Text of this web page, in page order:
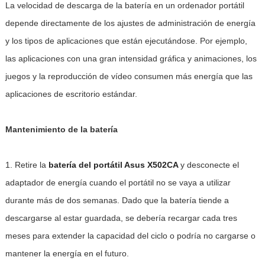
La velocidad de descarga de la batería en un ordenador portátil
depende directamente de los ajustes de administración de energía
y los tipos de aplicaciones que están ejecutándose. Por ejemplo,
las aplicaciones con una gran intensidad gráfica y animaciones, los
juegos y la reproducción de vídeo consumen más energía que las
aplicaciones de escritorio estándar.
Mantenimiento de la batería
1. Retire la batería del portátil Asus X502CAy desconecte el
adaptador de energía cuando el portátil no se vaya a utilizar
durante más de dos semanas. Dado que la batería tiende a
descargarse al estar guardada, se debería recargar cada tres
meses para extender la capacidad del ciclo o podría no cargarse o
mantener la energía en el futuro.